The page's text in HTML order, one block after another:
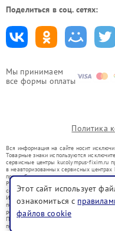
Мы принимаем
все формы оплаты
Поделиться в соц. сетях:
Политика
Вся информация на сайте носит
Товарные знаки используются
сервисные центры kur.olympus-fixim.ru
в неавторизованных сервисных
правообладателями товарных знаков
Ремонт осуществляется для устройств,
со статьей 1487 ГК РФ.
Использование товарных знаков не
потребителей в заблуждение, а служит
ремонту техники указанных брендов.
Представленная на сайте информация
положениями Статьи 437(2)
Этот сайт использует
ознакомиться с
файлов cookie